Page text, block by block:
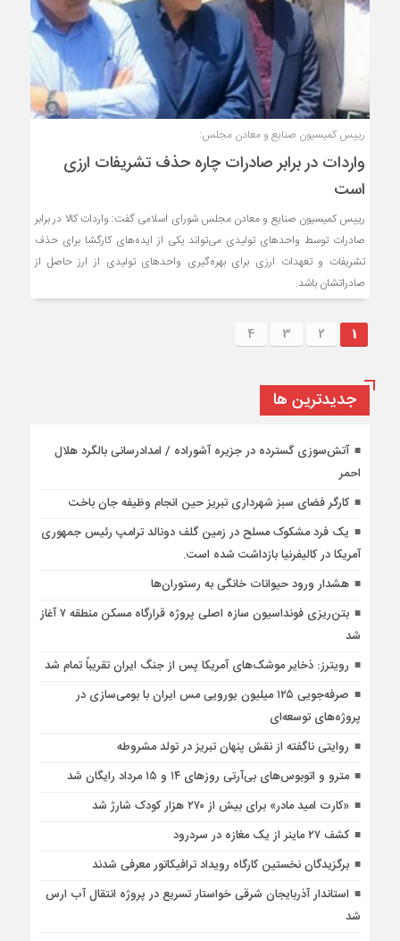
رییس کمیسیون صنایع و معادن مجلس:
واردات در برابر صادرات چاره حذف تشریفات ارزی
است
رییس کمیسیون صنایع و معادن مجلس شورای اسلامی گفت: واردات کالا در برابر
صادرات توسط واحدهای تولیدی می‌تواند یکی از ایده‌های کارگشا برای حذف
تشریفات و تعهدات ارزی برای بهره‌گیری واحدهای تولیدی از ارز حاصل از
صادراتشان باشد.
1
2
3
4
جديدترين ها
آتش‌سوزی گسترده در جزیره آشوراده / امدادرسانی بالگرد هلال
احمر
کارگر فضای سبز شهرداری تبریز حین انجام وظیفه جان باخت
یک فرد مشکوک مسلح در زمین گلف دونالد ترامپ رئیس جمهوری
آمریکا در کالیفرنیا بازداشت شده است.
هشدار ورود حیوانات خانگی به رستوران‌ها
بتن‌ریزی فونداسیون سازه اصلی پروژه قرارگاه مسکن منطقه ۷ آغاز
شد
رویترز: ذخایر موشک‌های آمریکا پس از جنگ ایران تقریباً تمام شد
صرفه‌جویی ۱۲۵ میلیون یورویی مس ایران با بومی‌سازی در
پروژه‌های توسعه‌ای
روایتی ناگفته از نقش پنهان تبریز در تولد مشروطه
مترو و اتوبوس‌های بی‌آرتی روزهای ۱۴ و ۱۵ مرداد رایگان شد
«کارت امید مادر» برای بیش از ۲۷۰ هزار کودک شارژ شد
کشف ۲۷ ماینر از یک مغازه در سردرود
برگزیدگان نخستین کارگاه رویداد ترافیکاتور معرفی شدند
استاندار آذربایجان شرقی خواستار تسریع در پروژه انتقال آب ارس
شد